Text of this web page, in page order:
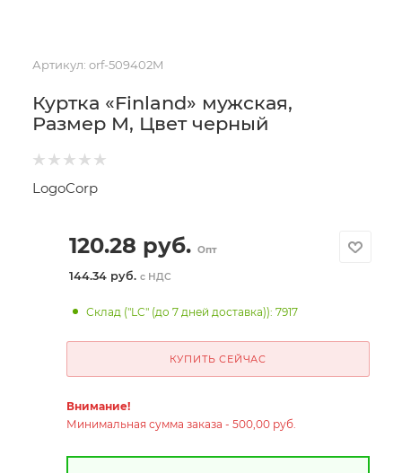
Артикул: orf-509402M
Куртка «Finland» мужская,
Размер M, Цвет черный
LogoCorp
120.28 руб. Опт
144.34 руб. с НДС
Склад ("LC" (до 7 дней доставка)): 7917
КУПИТЬ СЕЙЧАС
Внимание!
Минимальная сумма заказа - 500,00 руб.